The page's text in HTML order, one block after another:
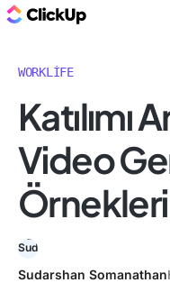
WORKLIFE
Katılımı
Video
Örnekleri
Sudarshan Somanathan